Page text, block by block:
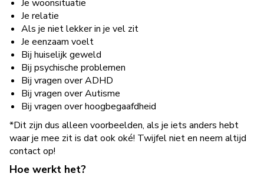
Je woonsituatie
Je relatie
Als je niet lekker in je vel zit
Je eenzaam voelt
Bij huiselijk geweld
Bij psychische problemen
Bij vragen over ADHD
Bij vragen over Autisme
Bij vragen over hoogbegaafdheid
*Dit zijn dus alleen voorbeelden, als je iets anders hebt
waar je mee zit is dat ook oké! Twijfel niet en neem altijd
contact op!
Hoe werkt het?